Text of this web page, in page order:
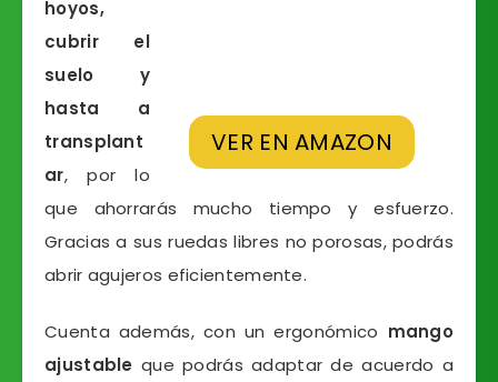
VER EN AMAZON
hoyos,
cubrir el
suelo y
hasta a
transplant
ar, por lo
que ahorrarás mucho tiempo y esfuerzo.
Gracias a sus ruedas libres no porosas, podrás
abrir agujeros eficientemente.
Cuenta además, con un ergonómico mango
ajustable que podrás adaptar de acuerdo a